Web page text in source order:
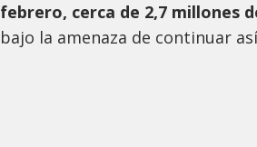
febrero, cerca de 2,7 millones
bajo la amenaza de continuar